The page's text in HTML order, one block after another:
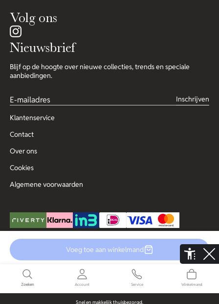
Voeg toe aan winkelmand
Volg ons
Nieuwsbrief
Blijf op de hoogte over nieuwe collecties, trends en speciale
aanbiedingen.
Inschrijven
Klantenservice
Contact
Over ons
Cookies
Algemene voorwaarden
© Copyright 2025 Outlet for Men De Aaldor 13, 4191 PC, Geldermalsen
Zoeken Account Service Winkelmand
Snel en makkelijk thuisbezorgd.